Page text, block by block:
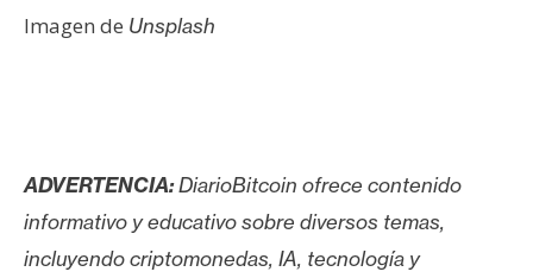
Imagen de Unsplash
ADVERTENCIA:DiarioBitcoin ofrece contenido
informativo y educativo sobre diversos temas,
incluyendo criptomonedas, IA, tecnología y